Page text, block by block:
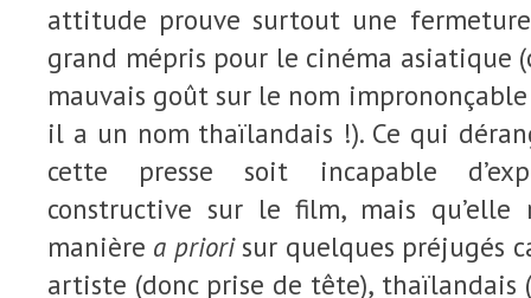
attitude prouve surtout une
grand mépris pour le cinéma asiatique
mauvais goût sur le nom
il a un nom thaïlandais !). Ce qui
cette presse soit incapable
constructive sur le film, mais
manière a priorisur quelques préjugés
artiste (donc prise de tête), thaïlandais